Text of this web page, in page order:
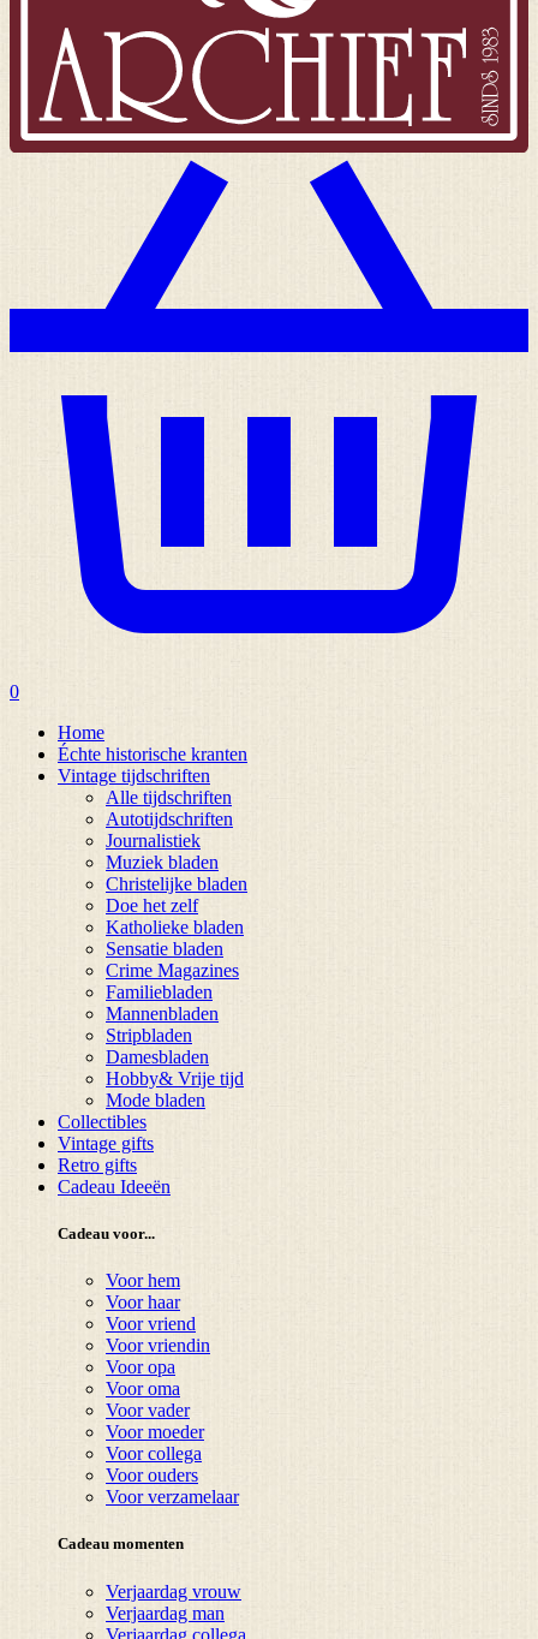
0
Home
Échte historische kranten
Vintage tijdschriften
Alle tijdschriften
Autotijdschriften
Journalistiek
Muziek bladen
Christelijke bladen
Doe het zelf
Katholieke bladen
Sensatie bladen
Crime Magazines
Familiebladen
Mannenbladen
Stripbladen
Damesbladen
Hobby& Vrije tijd
Mode bladen
Collectibles
Vintage gifts
Retro gifts
Cadeau Ideeën
Cadeau voor...
Voor hem
Voor haar
Voor vriend
Voor vriendin
Voor opa
Voor oma
Voor vader
Voor moeder
Voor collega
Voor ouders
Voor verzamelaar
Cadeau momenten
Verjaardag vrouw
Verjaardag man
Verjaardag collega